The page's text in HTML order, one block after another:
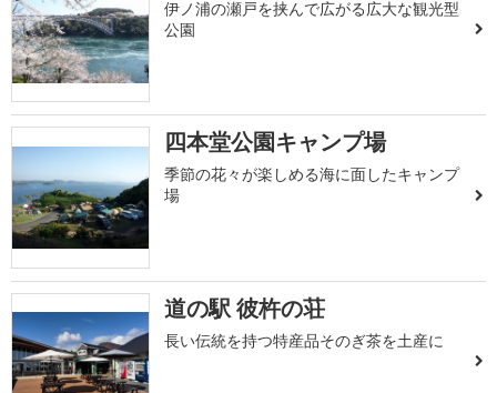
伊ノ浦の瀬戸を挟んで広がる広大な観光型
公園
四本堂公園キャンプ場
季節の花々が楽しめる海に面したキャンプ
場
道の駅 彼杵の荘
長い伝統を持つ特産品そのぎ茶を土産に